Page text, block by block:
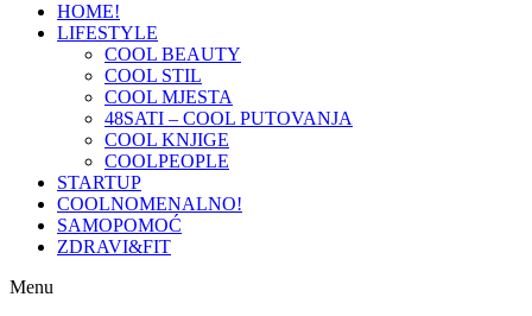
HOME!
LIFESTYLE
COOL BEAUTY
COOL STIL
COOL MJESTA
48SATI – COOL PUTOVANJA
COOL KNJIGE
COOLPEOPLE
STARTUP
COOLNOMENALNO!
SAMOPOMOĆ
ZDRAVI&FIT
Menu